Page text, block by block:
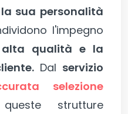
la sua personalità
l'impegno
alta qualità e la
Dal servizio
selezione
strutture